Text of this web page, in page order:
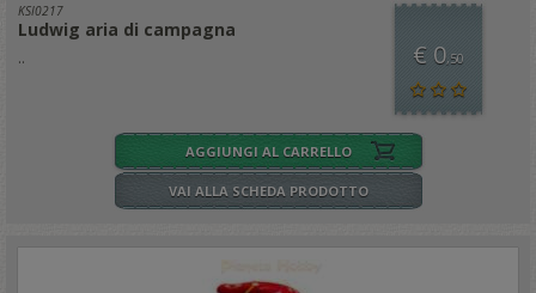
KSI0217
Ludwig aria di campagna
.. € 0,50
AGGIUNGI AL CARRELLO
VAI ALLA SCHEDA PRODOTTO